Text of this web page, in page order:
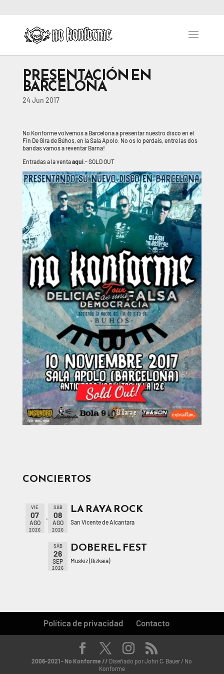
PRESENTACIÓN EN
BARCELONA
24 Jun 2017
No Konforme volvemos a Barcelona a presentar nuestro disco en el
Fin De Gira de Búhos, en la Sala Apolo. No os lo perdais, entre las dos
bandas vamos a reventar Barna!
Entradas a la ventaaqui.- SOLD OUT
CONCIERTOS
VIE
07
AGO
2026
SÁB
08
AGO
2026
LA RAYA ROCK
San Vicente de Alcantara
SÁB
26
SEP
2026
DOBEREL FEST
Muskiz (Bizkaia)
Política de privacidad Contacto
2006-2021 - No Konforme // Diseñado por John C. Bauer / No
Konforme